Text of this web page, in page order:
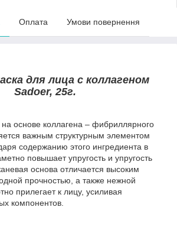
Оплата Умови повернення
для лица с коллагеном
Sadoer, 25г.
основе коллагена – фибриллярного
важным структурным элементом
содержанию этого ингредиента в
повышает упругость и упругость
основа отличается высоким
прочностью, а также нежной
прилегает к лицу, усиливая
компонентов.